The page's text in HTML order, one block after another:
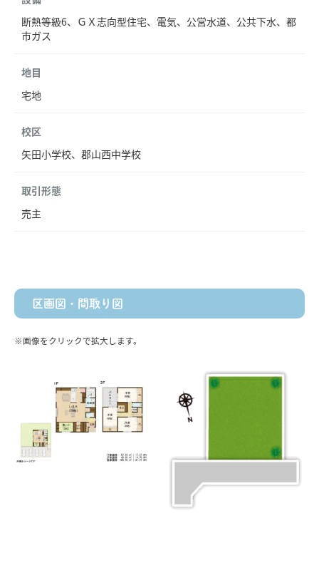
断熱等級6、ＧＸ志向型住宅、電気、公営水道、公共下水、都
市ガス
地目
宅地
校区
矢田小学校、郡山西中学校
取引形態
売主
区画図・間取り図
※画像をクリックで拡大します。